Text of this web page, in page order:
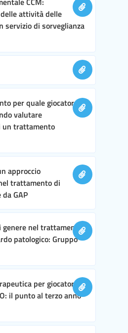
attività delle
di sorveglianza
per quale giocatore
valutare
trattamento
approccio
trattamento di
GAP
genere nel trattamento
patologico: Gruppo
per giocatori
il punto al terzo anno